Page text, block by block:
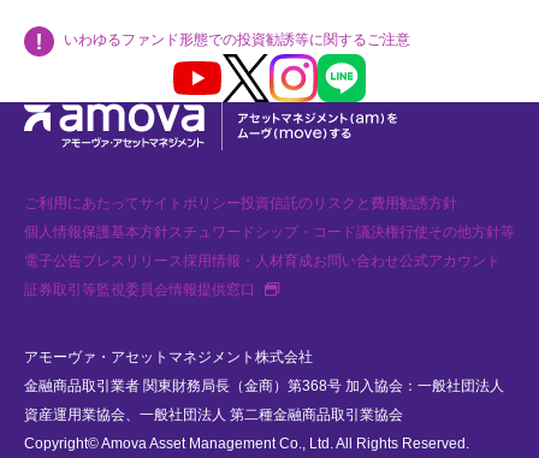
いわゆるファンド形態での投資勧誘等に関するご注意
Youtube X InstagramLINE
ご利用にあたってサイトポリシー投資信託のリスクと費用勧誘方針
個人情報保護基本方針スチュワードシップ・コード議決権行使その他方針等
電子公告プレスリリース採用情報・人材育成お問い合わせ公式アカウント
証券取引等監視委員会情報提供窓口
新規タブで開く
アモーヴァ・アセットマネジメント株式会社
金融商品取引業者 関東財務局長（金商）第368号 加入協会：一般社団法人
資産運用業協会、一般社団法人 第二種金融商品取引業協会
Copyright© Amova Asset Management Co., Ltd. All Rights Reserved.